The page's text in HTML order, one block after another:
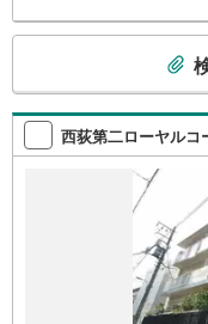
案内が可能と
◆物件のご案
え・最寄駅で
ち合わせなど
伝え頂けまし
参ります。も
きます。
検
索
条
西荻第二ローヤルコ